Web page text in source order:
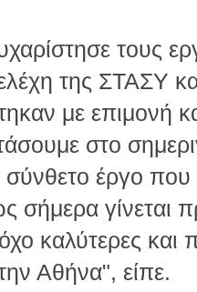
τους
της ΣΤΑΣΥ
με επιμονή
στο
σύνθετο έργο που
σήμερα γίνεται
καλύτερες και
Αθήνα", είπε.